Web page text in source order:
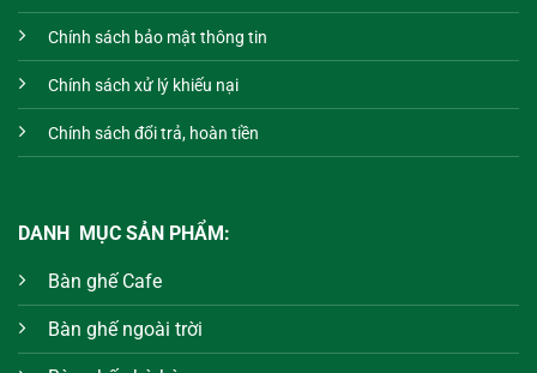
Chính sách bảo mật thông tin
Chính sách xử lý khiếu nại
Chính sách đổi trả, hoàn tiền
DANH MỤC SẢN PHẨM:
Bàn ghế Cafe
Bàn ghế ngoài trời